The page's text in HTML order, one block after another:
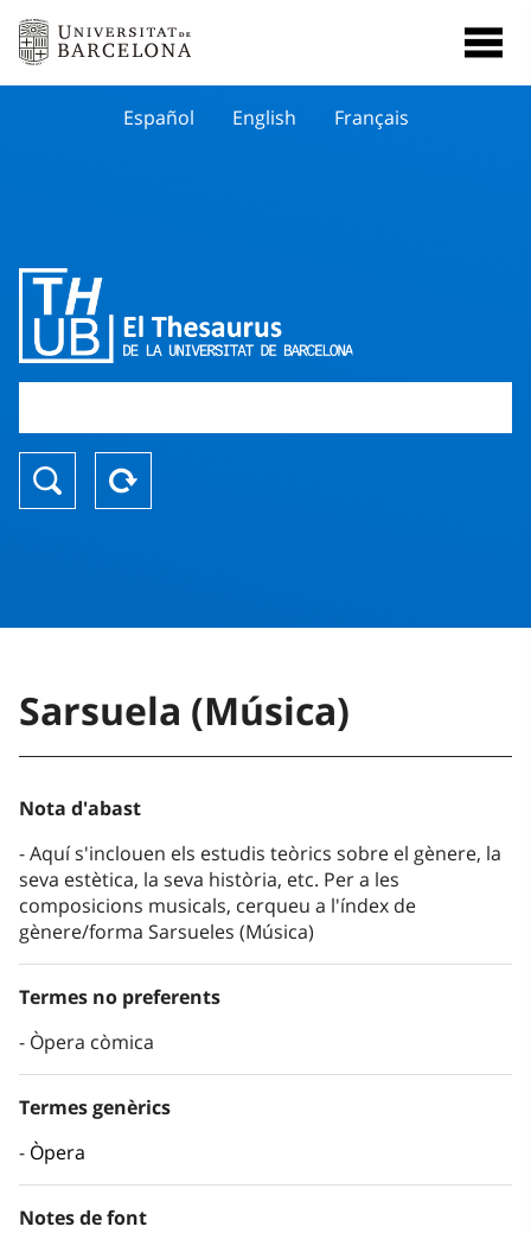
Español English Français
Sarsuela (Música)
Nota d'abast
Aquí s'inclouen els estudis teòrics sobre el gènere, la
seva estètica, la seva història, etc. Per a les
composicions musicals, cerqueu a l'índex de
gènere/forma Sarsueles (Música)
Termes no preferents
Òpera còmica
Termes genèrics
Òpera
Notes de font